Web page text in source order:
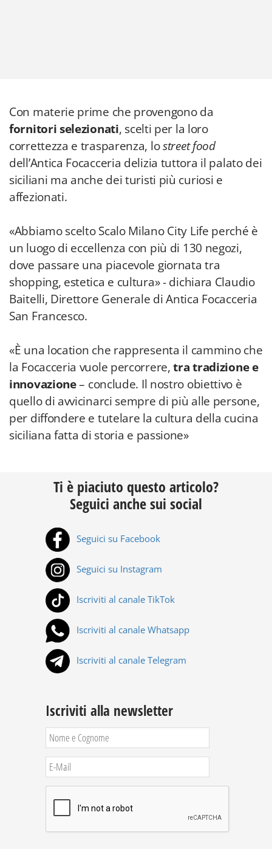
Con materie prime che provengono da
fornitori selezionati, scelti per la loro
correttezza e trasparenza, lostreet food
dell’Antica Focacceria delizia tuttora il palato dei
siciliani ma anche dei turisti più curiosi e
affezionati.
«Abbiamo scelto Scalo Milano City Life perché è
un luogo di eccellenza con più di 130 negozi,
dove passare una piacevole giornata tra
shopping, estetica e cultura» - dichiara Claudio
Baitelli, Direttore Generale di Antica Focacceria
San Francesco.
«È una location che rappresenta il cammino che
la Focacceria vuole percorrere,tra tradizione e
innovazione– conclude. Il nostro obiettivo è
quello di avvicinarci sempre di più alle persone,
per diffondere e tutelare la cultura della cucina
siciliana fatta di storia e passione»
Ti è piaciuto questo articolo?
Seguici anche sui social
Seguici su Facebook
Seguici su Instagram
Iscriviti al canale TikTok
Iscriviti al canale Whatsapp
Iscriviti al canale Telegram
Iscriviti alla newsletter